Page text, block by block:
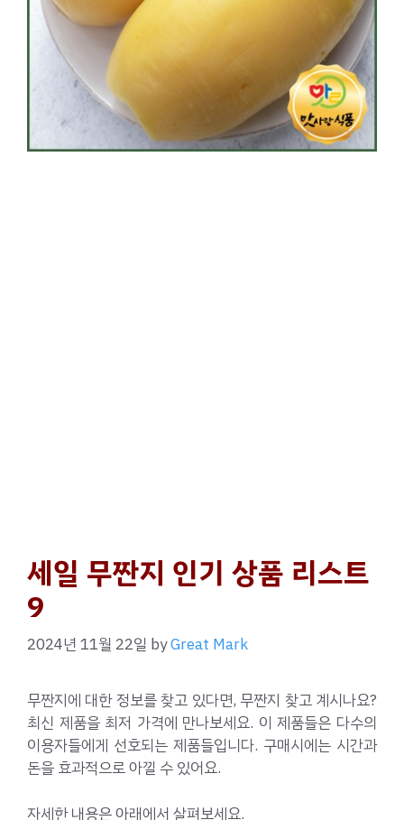
세일 무짠지 인기 상품 리스트
9
2024년 11월 22일 byGreat Mark
무짠지에 대한 정보를 찾고 있다면, 무짠지 찾고 계시나요?
최신 제품을 최저 가격에 만나보세요. 이 제품들은 다수의
이용자들에게 선호되는 제품들입니다. 구매시에는 시간과
돈을 효과적으로 아낄 수 있어요.
자세한 내용은 아래에서 살펴보세요.